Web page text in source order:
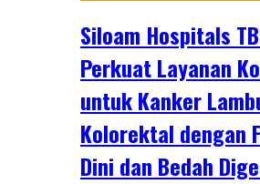
Siloam Hospitals
Perkuat Layanan
untuk Kanker
Kolorektal dengan
Dini dan Bedah